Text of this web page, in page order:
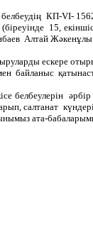
КП-VІ-
15,
Алтай Жәкенұлы
ескере
байланыс
белбеулерін
салтанат
ата-